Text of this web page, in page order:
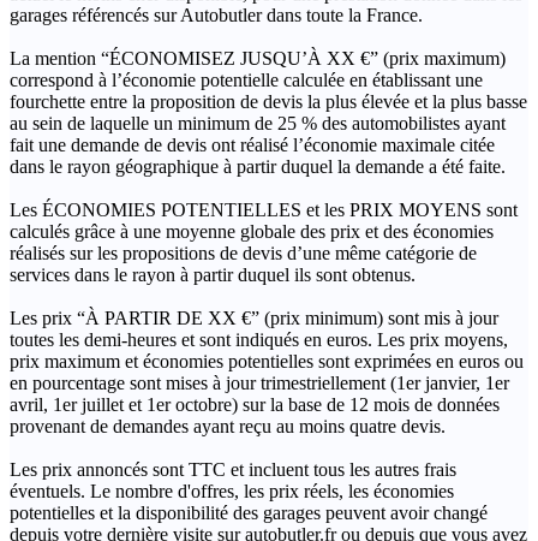
garages référencés sur Autobutler dans toute la France.
La mention “ÉCONOMISEZ JUSQU’À XX €” (prix maximum)
correspond à l’économie potentielle calculée en établissant une
fourchette entre la proposition de devis la plus élevée et la plus basse
au sein de laquelle un minimum de 25 % des automobilistes ayant
fait une demande de devis ont réalisé l’économie maximale citée
dans le rayon géographique à partir duquel la demande a été faite.
Les ÉCONOMIES POTENTIELLES et les PRIX MOYENS sont
calculés grâce à une moyenne globale des prix et des économies
réalisés sur les propositions de devis d’une même catégorie de
services dans le rayon à partir duquel ils sont obtenus.
Les prix “À PARTIR DE XX €” (prix minimum) sont mis à jour
toutes les demi-heures et sont indiqués en euros. Les prix moyens,
prix maximum et économies potentielles sont exprimées en euros ou
en pourcentage sont mises à jour trimestriellement (1er janvier, 1er
avril, 1er juillet et 1er octobre) sur la base de 12 mois de données
provenant de demandes ayant reçu au moins quatre devis.
Les prix annoncés sont TTC et incluent tous les autres frais
éventuels. Le nombre d'offres, les prix réels, les économies
potentielles et la disponibilité des garages peuvent avoir changé
depuis votre dernière visite sur autobutler.fr ou depuis que vous avez